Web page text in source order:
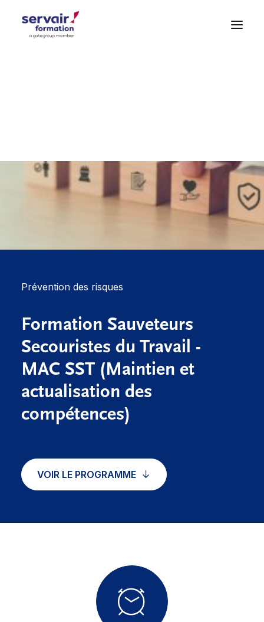
Prévention des risques
Formation Sauveteurs
Secouristes du Travail -
MAC SST (Maintien et
actualisation des
compétences)
VOIR LE PROGRAMME